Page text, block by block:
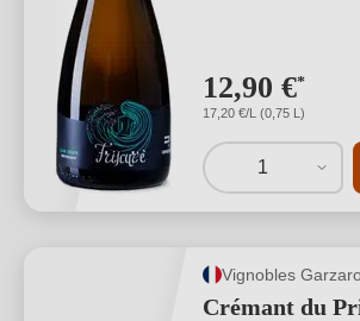
12,90 €*
17,20 €/L (0,75 L)
1
Vignobles Garzaro
Crémant du